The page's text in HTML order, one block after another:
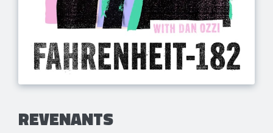
REVENANTS